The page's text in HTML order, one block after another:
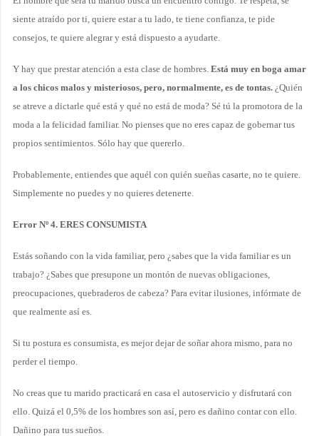
siente atraído por ti, quiere estar a tu lado, te tiene confianza, te pide
consejos, te quiere alegrar y está dispuesto a ayudarte.
Y hay que prestar atención a esta clase de hombres. Está muy en boga amar
a los chicos malos y misteriosos, pero, normalmente, es de tontas. ¿Quién
se atreve a dictarle qué está y qué no está de moda? Sé tú la promotora de la
moda a la felicidad familiar. No pienses que no eres capaz de gobernar tus
propios sentimientos. Sólo hay que quererlo.
Probablemente, entiendes que aquél con quién sueñas casarte, no te quiere.
Simplemente no puedes y no quieres detenerte.
Error Nº 4. ERES CONSUMISTA
Estás soñando con la vida familiar, pero ¿sabes que la vida familiar es un
trabajo? ¿Sabes que presupone un montón de nuevas obligaciones,
preocupaciones, quebraderos de cabeza? Para evitar ilusiones, infórmate de
que realmente así es.
Si tu postura es consumista, es mejor dejar de soñar ahora mismo, para no
perder el tiempo.
No creas que tu marido practicará en casa el autoservicio y disfrutará con
ello. Quizá el 0,5% de los hombres son así, pero es dañino contar con ello.
Dañino para tus sueños.